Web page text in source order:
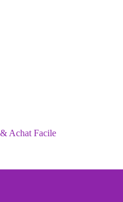
Achat Facile